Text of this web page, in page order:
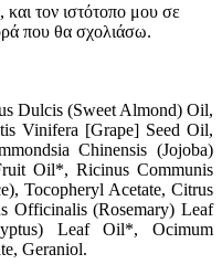
τον ιστότοπο μου σε
που θα σχολιάσω.
Dulcis (Sweet Almond) Oil,
Vinifera [Grape] Seed Oil,
Chinensis (Jojoba)
Oil*, Ricinus Communis
Tocopheryl Acetate, Citrus
Officinalis (Rosemary) Leaf
Leaf Oil*, Ocimum
Geraniol.